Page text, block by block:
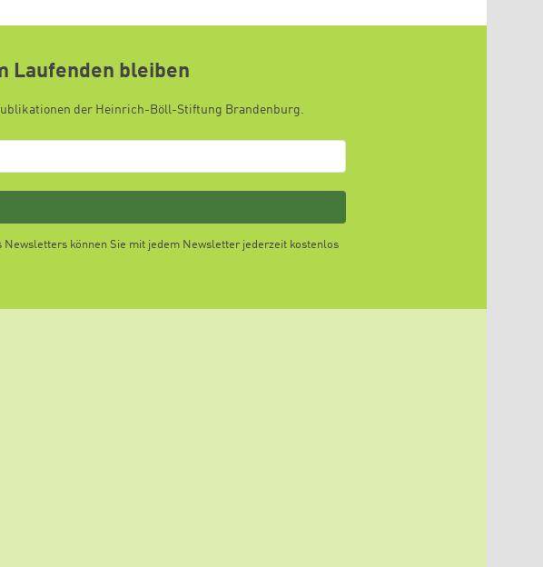
Laufenden bleiben
der Heinrich-Böll-Stiftung Brandenburg.
können Sie mit jedem Newsletter jederzeit kostenlos